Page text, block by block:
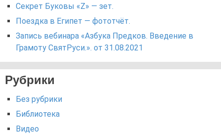
Секрет Буковы «Z» — зет.
Поездка в Египет — фототчёт.
Запись вебинара «Азбука Предков. Введение в
Грамоту СвятРуси.». от 31.08.2021
Рубрики
Без рубрики
Библиотека
Видео